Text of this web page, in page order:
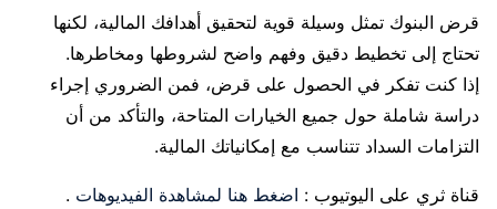
قرض البنوك تمثل وسيلة قوية لتحقيق أهدافك المالية، لكنها
تحتاج إلى تخطيط دقيق وفهم واضح لشروطها ومخاطرها.
إذا كنت تفكر في الحصول على قرض، فمن الضروري إجراء
دراسة شاملة حول جميع الخيارات المتاحة، والتأكد من أن
التزامات السداد تتناسب مع إمكانياتك المالية.
قناة ثري على اليوتيوب : اضغط هنا لمشاهدة الفيديوهات .